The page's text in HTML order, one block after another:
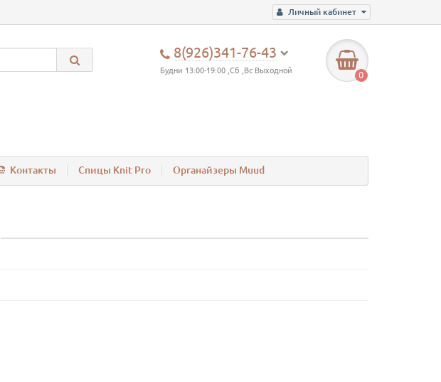
Личный кабинет
8(926)341-76-43
Будни 13:00-19:00 ,Сб ,Вс Выходной 0
Контакты Спицы Knit Pro Органайзеры Muud